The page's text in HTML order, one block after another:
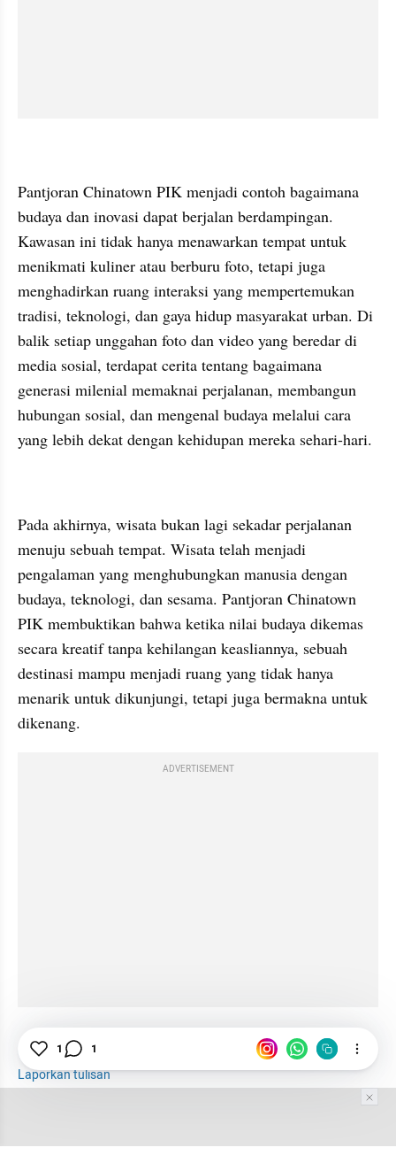
Pantjoran Chinatown PIK menjadi contoh bagaimana
budaya dan inovasi dapat berjalan berdampingan.
Kawasan ini tidak hanya menawarkan tempat untuk
menikmati kuliner atau berburu foto, tetapi juga
menghadirkan ruang interaksi yang mempertemukan
tradisi, teknologi, dan gaya hidup masyarakat urban. Di
balik setiap unggahan foto dan video yang beredar di
media sosial, terdapat cerita tentang bagaimana
generasi milenial memaknai perjalanan, membangun
hubungan sosial, dan mengenal budaya melalui cara
yang lebih dekat dengan kehidupan mereka sehari-hari.
Pada akhirnya, wisata bukan lagi sekadar perjalanan
menuju sebuah tempat. Wisata telah menjadi
pengalaman yang menghubungkan manusia dengan
budaya, teknologi, dan sesama. Pantjoran Chinatown
PIK membuktikan bahwa ketika nilai budaya dikemas
secara kreatif tanpa kehilangan keasliannya, sebuah
destinasi mampu menjadi ruang yang tidak hanya
menarik untuk dikunjungi, tetapi juga bermakna untuk
dikenang.
ADVERTISEMENT
Chinatown
Culture Spot
Laporkan tulisan
1 1